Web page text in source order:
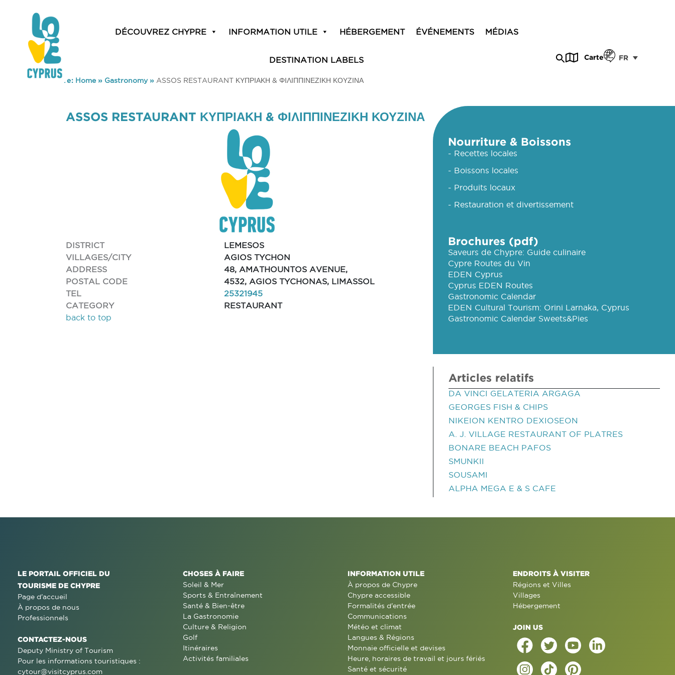
DÉCOUVREZ CHYPRE INFORMATION UTILE HÉBERGEMENT ÉVÉNEMENTS MÉDIAS
DESTINATION LABELS Carte FR
You are here: Home» Gastronomy» ASSOS RESTAURANT ΚΥΠΡΙΑΚΗ & ΦΙΛΙΠΠΙΝΕΖΙΚΗ ΚΟΥΖΙΝΑ
ASSOS RESTAURANT ΚΥΠΡΙΑΚΗ & ΦΙΛΙΠΠΙΝΕΖΙΚΗ ΚΟΥΖΙΝΑ
DISTRICT
LEMESOS
VILLAGES/CITY
AGIOS TYCHON
ADDRESS
48, AMATHOUNTOS AVENUE,
POSTAL CODE
4532, AGIOS TYCHONAS, LIMASSOL
TEL
25321945
CATEGORY
RESTAURANT
back to top
Nourriture & Boissons
- Recettes locales
- Boissons locales
- Produits locaux
- Restauration et divertissement
Brochures (pdf)
Saveurs de Chypre: Guide culinaire
Cypre Routes du Vin
EDEN Cyprus
Cyprus EDEN Routes
Gastronomic Calendar
EDEN Cultural Tourism: Orini Larnaka, Cyprus
Gastronomic Calendar Sweets&Pies
Articles relatifs
DA VINCI GELATERIA ARGAGA
GEORGES FISH & CHIPS
NIKEION KENTRO DEXIOSEON
A. J. VILLAGE RESTAURANT OF PLATRES
BONARE BEACH PAFOS
SMUNKII
SOUSAMI
ALPHA MEGA E & S CAFE
LE PORTAIL OFFICIEL DU
TOURISME DE CHYPRE
Page d'accueil
À propos de nous
Professionnels
CONTACTEZ-NOUS
Deputy Ministry of Tourism
Pour les informations touristiques :
cytour@visitcyprus.com
CHOSES À FAIRE
Soleil & Mer
Sports & Entraînement
Santé & Bien-être
La Gastronomie
Culture & Religion
Golf
Itinéraires
Activités familiales
INFORMATION UTILE
À propos de Chypre
Chypre accessible
Formalités d'entrée
Communications
Météo et climat
Langues & Régions
Monnaie officielle et devises
Heure, horaires de travail et jours fériés
Santé et sécurité
ENDROITS À VISITER
Régions et Villes
Villages
Hébergement
JOIN US